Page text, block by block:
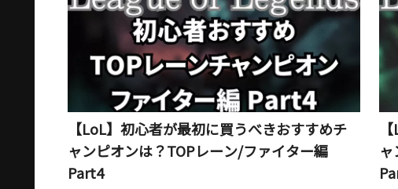
【LoL】初心者が最初に買うべきおすすめチ
ャンピオンは？TOPレーン/ファイター編
Part4